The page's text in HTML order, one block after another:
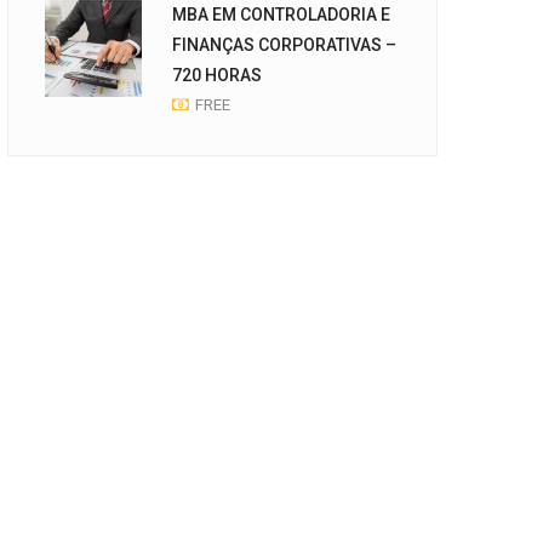
MBA EM CONTROLADORIA E
FINANÇAS CORPORATIVAS –
720 HORAS
FREE